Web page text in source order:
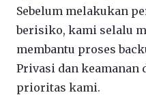
Sebelum melakukan
berisiko, kami selalu
membantu proses
Privasi dan keamanan
prioritas kami.